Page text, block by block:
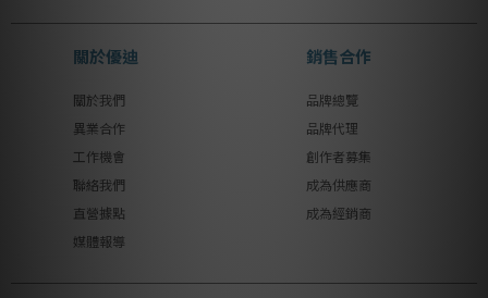
關於優迪
關於我們
異業合作
工作機會
聯絡我們
直營據點
媒體報導
銷售合作
品牌總覽
品牌代理
創作者募集
成為供應商
成為經銷商